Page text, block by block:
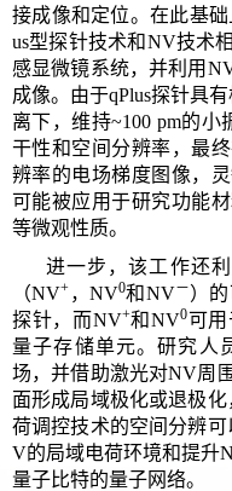
接成像和定位。在此基
us型探针技术和NV技术
感显微镜系统，并利用
成像。由于qPlus探针具
离下，维持~100 pm的小
干性和空间分辨率，最
辨率的电场梯度图像，
可能被应用于研究功能
等微观性质。
进一步，该工作还
（NV+ ，NV0和NV－）
探针，而NV+和NV0可用
量子存储单元。研究人
场，并借助激光对NV周
面形成局域极化或退极
荷调控技术的空间分辨可
V的局域电荷环境和提升
量子比特的量子网络。